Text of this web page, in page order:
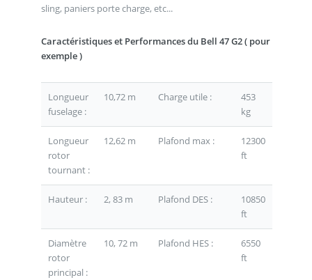
sling, paniers porte charge, etc...
Caractéristiques et Performances du Bell 47 G2 ( pour
exemple )
Longueur
fuselage :
10,72 m Charge utile :
453
kg
Longueur
rotor
tournant :
12,62 m Plafond max :
12300
ft
Hauteur : 2, 83 m Plafond DES :
10850
ft
Diamètre
rotor
principal :
10, 72 m Plafond HES :
6550
ft